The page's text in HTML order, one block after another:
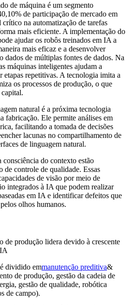
de máquina é um segmento
de participação de mercado em
crítico na automatização de tarefas
mais eficiente. A implementação do
ajudar os robôs treinados em IA a
mais eficaz e a desenvolver
dados de múltiplas fontes de dados. Na
máquinas inteligentes ajudam a
etapas repetitivas. A tecnologia imita a
os processos de produção, o que
natural é a próxima tecnologia
fabricação. Ele permite análises em
facilitando a tomada de decisões
lacunas no compartilhamento de
de linguagem natural.
do contexto estão
de controle de qualidade. Essas
de visão por meio de
integrados à IA que podem realizar
em IA e identificar defeitos que
olhos humanos.
de produção lidera devido à crescente
dividido emmanutenção preditiva&
de produção, gestão da cadeia de
gestão de qualidade, robótica
de campo).